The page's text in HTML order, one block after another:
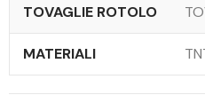
TOVAGLIE ROTOLO
MATERIALI